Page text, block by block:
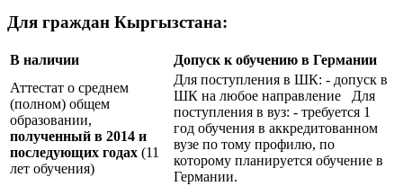
Для граждан Кыргызстана:
В наличии
Допуск к обучению в Германии
Аттестат о среднем
(полном) общем
образовании,
полученный в 2014 и
последующих годах (11
лет обучения)
Для поступления в ШК: - допуск в
ШК на любое направление Для
поступления в вуз: - требуется 1
год обучения в аккредитованном
вузе по тому профилю, по
которому планируется обучение в
Германии.